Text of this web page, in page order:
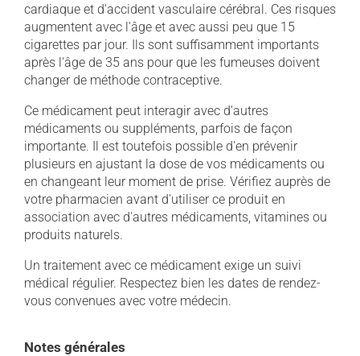
cardiaque et d'accident vasculaire cérébral. Ces risques
augmentent avec l'âge et avec aussi peu que 15
cigarettes par jour. Ils sont suffisamment importants
après l'âge de 35 ans pour que les fumeuses doivent
changer de méthode contraceptive.
Ce médicament peut interagir avec d'autres
médicaments ou suppléments, parfois de façon
importante. Il est toutefois possible d'en prévenir
plusieurs en ajustant la dose de vos médicaments ou
en changeant leur moment de prise. Vérifiez auprès de
votre pharmacien avant d'utiliser ce produit en
association avec d'autres médicaments, vitamines ou
produits naturels.
Un traitement avec ce médicament exige un suivi
médical régulier. Respectez bien les dates de rendez-
vous convenues avec votre médecin.
Notes générales